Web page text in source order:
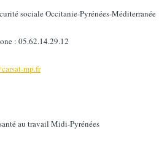
sociale Occitanie-Pyrénées-Méditerranée
: 05.62.14.29.12
mp.fr
au travail Midi-Pyrénées